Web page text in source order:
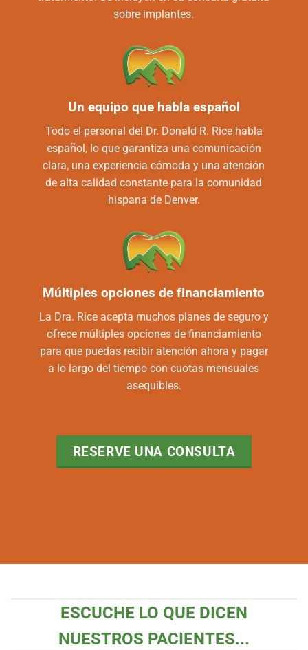
sobre implantes.
Un equipo que habla español
Todo el personal del Dr. Donald R. Rice habla
español, lo que garantiza una comunicación
clara, una experiencia cómoda y una atención
de alta calidad constante para la comunidad
hispana de Denver.
Múltiples opciones de financiamiento
La Dra. Rice acepta muchos planes de seguro y
ofrece múltiples opciones de financiamiento
para que puedas recibir atención ahora y pagar
a lo largo del tiempo con cuotas mensuales
asequibles.
RESERVE UNA CONSULTA
ESCUCHE LO QUE DICEN
NUESTROS PACIENTES...